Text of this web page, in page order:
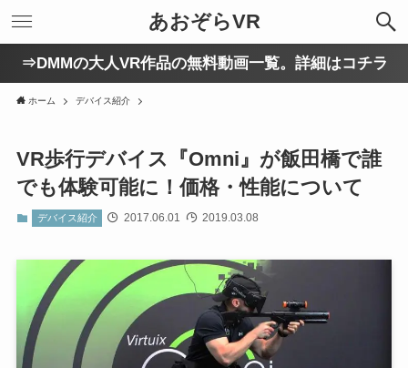
あおぞらVR
⇒DMMの大人VR作品の無料動画一覧。詳細はコチラ
ホーム デバイス紹介
VR歩行デバイス『Omni』が飯田橋で誰
でも体験可能に！価格・性能について
デバイス紹介 2017.06.01 2019.03.08